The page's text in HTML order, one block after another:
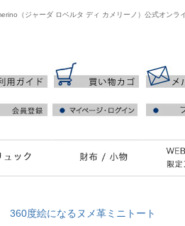
（ジャーダ ロベルタ ディ カメリーノ）公式オンラ
360度絵になるヌメ革ミニトート